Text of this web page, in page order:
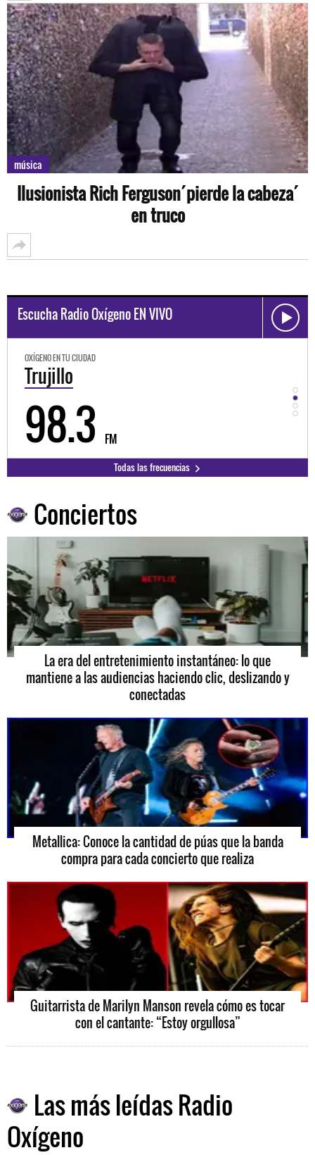
música
Ilusionista Rich Ferguson´pierde la cabeza´
en truco
Escucha Radio Oxígeno EN VIVO
OXÍGENO EN TU CIUDAD
Trujillo
98.3 FM
Todas las frecuencias
Conciertos
La era del entretenimiento instantáneo: lo que
mantiene a las audiencias haciendo clic, deslizando y
conectadas
Metallica: Conoce la cantidad de púas que la banda
compra para cada concierto que realiza
Guitarrista de Marilyn Manson revela cómo es tocar
con el cantante: “Estoy orgullosa”
Las más leídas Radio
Oxígeno